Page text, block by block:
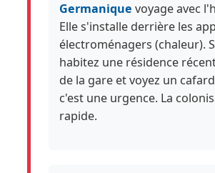
Germanique voyage avec
Elle s'installe derrière les
électroménagers (chaleur).
habitez une résidence
de la gare et voyez un
c'est une urgence. La
rapide.